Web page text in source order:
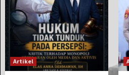
Artikel